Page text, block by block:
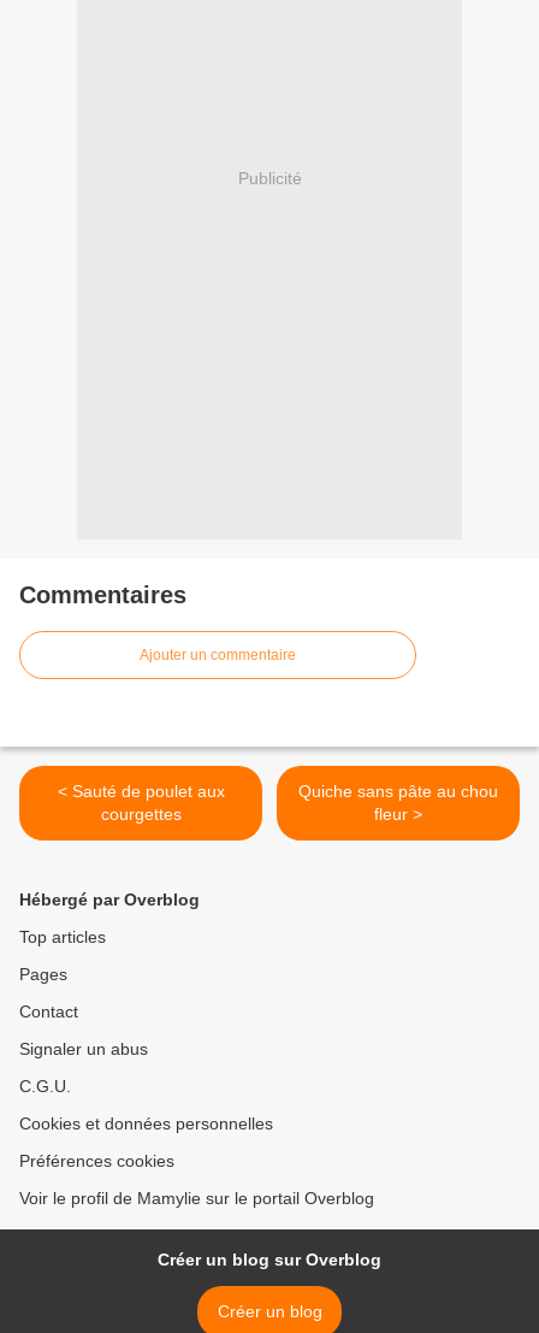
Publicité
Commentaires
Ajouter un commentaire
< Sauté de poulet aux
courgettes
Quiche sans pâte au chou
fleur >
Hébergé par Overblog
Top articles
Pages
Contact
Signaler un abus
C.G.U.
Cookies et données personnelles
Préférences cookies
Voir le profil de Mamylie sur le portail Overblog
Créer un blog sur Overblog
Créer un blog